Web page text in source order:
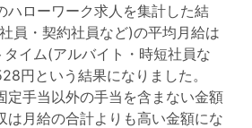
ローワーク求人を集計した結
員・契約社員など)の平均月給は
イム(アルバイト・時短社員な
円という結果になりました。
定手当以外の手当を含まない金額
は月給の合計よりも高い金額にな